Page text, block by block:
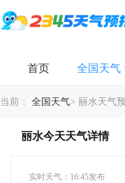
首页 全国天气
当前： 全国天气> 丽水天气
丽水今天天气详情
实时天气：16:45发布